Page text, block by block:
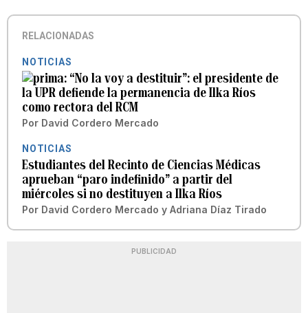
RELACIONADAS
NOTICIAS
“No la voy a destituir”: el presidente de
la UPR defiende la permanencia de Ilka Ríos
como rectora del RCM
Por David Cordero Mercado
NOTICIAS
Estudiantes del Recinto de Ciencias Médicas
aprueban “paro indefinido” a partir del
miércoles si no destituyen a Ilka Ríos
Por David Cordero Mercado y Adriana Díaz Tirado
PUBLICIDAD